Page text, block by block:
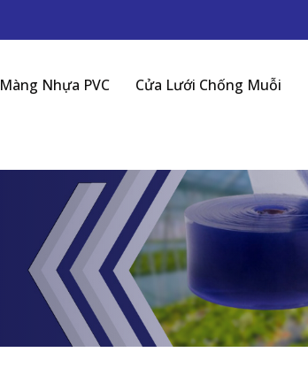
Màng Nhựa PVC Cửa Lưới Chống Muỗi